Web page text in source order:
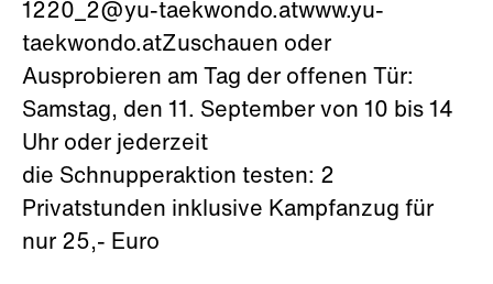
1220_2@yu-taekwondo.atwww.yu-
taekwondo.atZuschauen oder
Ausprobieren am Tag der offenen Tür:
Samstag, den 11. September von 10 bis 14
Uhr oder jederzeit
die Schnupperaktion testen: 2
Privatstunden inklusive Kampfanzug für
nur 25,- Euro